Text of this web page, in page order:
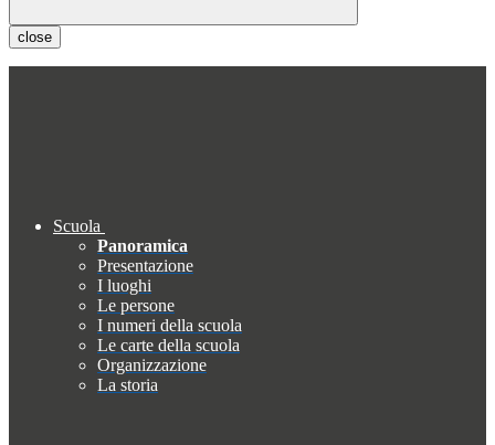
close
Scuola
Panoramica
Presentazione
I luoghi
Le persone
I numeri della scuola
Le carte della scuola
Organizzazione
La storia